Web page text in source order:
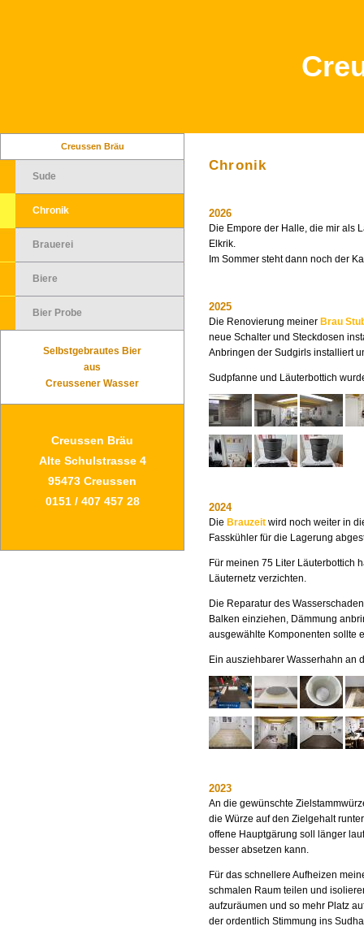
Chronik
2026
Die Empore der Halle, die mir als
Elkrik.
Im Sommer steht dann noch der
2025
Die Renovierung meiner Brau
neue Schalter und Steckdosen
Anbringen der Sudgirls installiert
Sudpfanne und Läuterbottich
2024
Die Brauzeit wird noch weiter in
Fasskühler für die Lagerung
Für meinen 75 Liter Läuterbottich
Läuternetz verzichten.
Die Reparatur des
Balken einziehen, Dämmung
ausgewählte Komponenten sollte
Ein ausziehbarer Wasserhahn an
2023
An die gewünschte
die Würze auf den Zielgehalt
offene Hauptgärung soll länger
besser absetzen kann.
Für das schnellere Aufheizen
schmalen Raum teilen und
aufzuräumen und so mehr Platz
der ordentlich Stimmung ins
Creussen Bräu
Sude
Chronik
Brauerei
Biere
Bier Probe
Selbstgebrautes Bier
aus
Creussener Wasser
Creussen Bräu
Alte Schulstrasse 4
95473 Creussen
0151 / 407 457 28